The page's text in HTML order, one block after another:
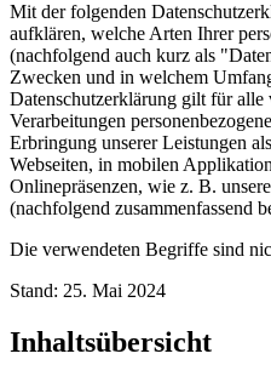
Mit der folgenden
aufklären, welche Arten Ihrer
(nachfolgend auch kurz als
Zwecken und in welchem
Datenschutzerklärung gilt für alle
Verarbeitungen
Erbringung unserer Leistungen
Webseiten, in mobilen
Onlinepräsenzen, wie z. B.
(nachfolgend zusammenfassend
Die verwendeten Begriffe sind
Stand: 25. Mai 2024
Inhaltsübersicht